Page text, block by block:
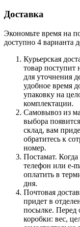
Доставка
Экономьте время на
доступно 4 варианта
Курьерская
товар поступит
для уточнения
удобное время
упаковку на
комплектации.
Самовывоз из
выбора
склад, вам
обратитесь к
номер.
Постамат. Когда
телефон или e-
оплатить в
дня.
Почтовая
придет в
посылке. Перед
коробки: вес,